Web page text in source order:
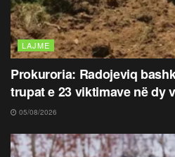
LAJME
Prokuroria: Radojeviq
trupat e 23 viktimave në dy
05/08/2026